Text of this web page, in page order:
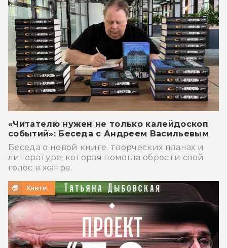
«Читателю нужен не только калейдоскоп
событий»: Беседа с Андреем Васильевым
Беседа о новой книге, творческих планах и
литературе, которая помогла обрести свой
голос в жанре.
Книги